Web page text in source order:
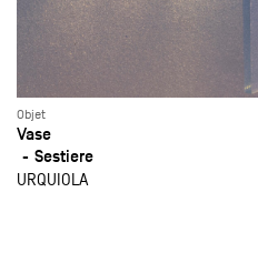
Objet
Vase
Sestiere
URQUIOLA